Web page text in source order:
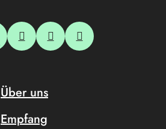
Über uns
Empfang